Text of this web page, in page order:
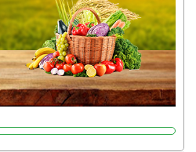
အပင်သန်၍ အကြီးမြန်စေပါတယ်။
ပါဝင်မှုကြောင့် အပင်ရဲ့ အမြစ်
မာလာအောင် အားပေးပါ
အသီးသီးခြင်း၊အစေ့တည်ခြင်း
းပေးပါတယ်။ လုံလောက်တဲ့